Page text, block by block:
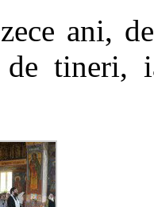
ani,
de